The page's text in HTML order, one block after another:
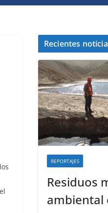
Recientes
REPORTAJES
Residuos
ambiental